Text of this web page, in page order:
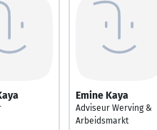
Emine Kaya
Adviseur Werving &
Arbeidsmarkt